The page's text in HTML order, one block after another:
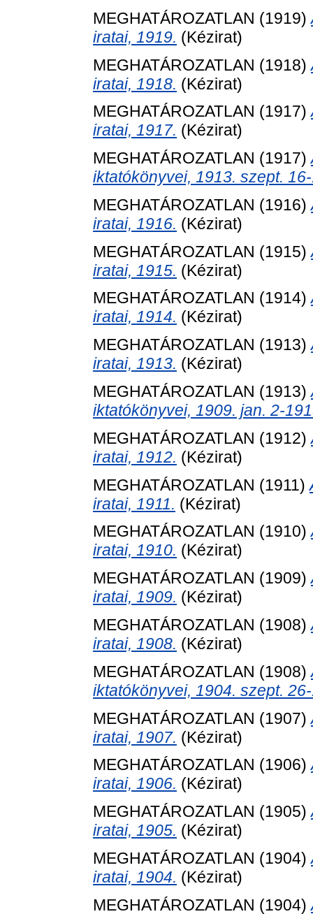
MEGHATÁROZATLAN (1919)
iratai, 1919. (Kézirat)
MEGHATÁROZATLAN (1918)
iratai, 1918. (Kézirat)
MEGHATÁROZATLAN (1917)
iratai, 1917. (Kézirat)
MEGHATÁROZATLAN (1917)
iktatókönyvei, 1913. szept.
MEGHATÁROZATLAN (1916)
iratai, 1916. (Kézirat)
MEGHATÁROZATLAN (1915)
iratai, 1915. (Kézirat)
MEGHATÁROZATLAN (1914)
iratai, 1914. (Kézirat)
MEGHATÁROZATLAN (1913)
iratai, 1913. (Kézirat)
MEGHATÁROZATLAN (1913)
iktatókönyvei, 1909. jan. 2-
MEGHATÁROZATLAN (1912)
iratai, 1912. (Kézirat)
MEGHATÁROZATLAN (1911)
iratai, 1911. (Kézirat)
MEGHATÁROZATLAN (1910)
iratai, 1910. (Kézirat)
MEGHATÁROZATLAN (1909)
iratai, 1909. (Kézirat)
MEGHATÁROZATLAN (1908)
iratai, 1908. (Kézirat)
MEGHATÁROZATLAN (1908)
iktatókönyvei, 1904. szept.
MEGHATÁROZATLAN (1907)
iratai, 1907. (Kézirat)
MEGHATÁROZATLAN (1906)
iratai, 1906. (Kézirat)
MEGHATÁROZATLAN (1905)
iratai, 1905. (Kézirat)
MEGHATÁROZATLAN (1904)
iratai, 1904. (Kézirat)
MEGHATÁROZATLAN (1904)